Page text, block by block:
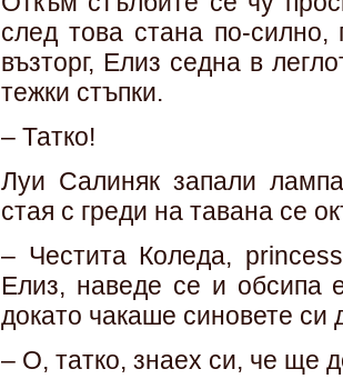
след това стана по-
възторг, Елиз седна в
тежки стъпки.
– Татко!
Луи Салиняк запали
стая с греди на тавана се
– Честита Коледа,
Елиз, наведе се и обсипа
докато чакаше синовете си
– О, татко, знаех си, че ще